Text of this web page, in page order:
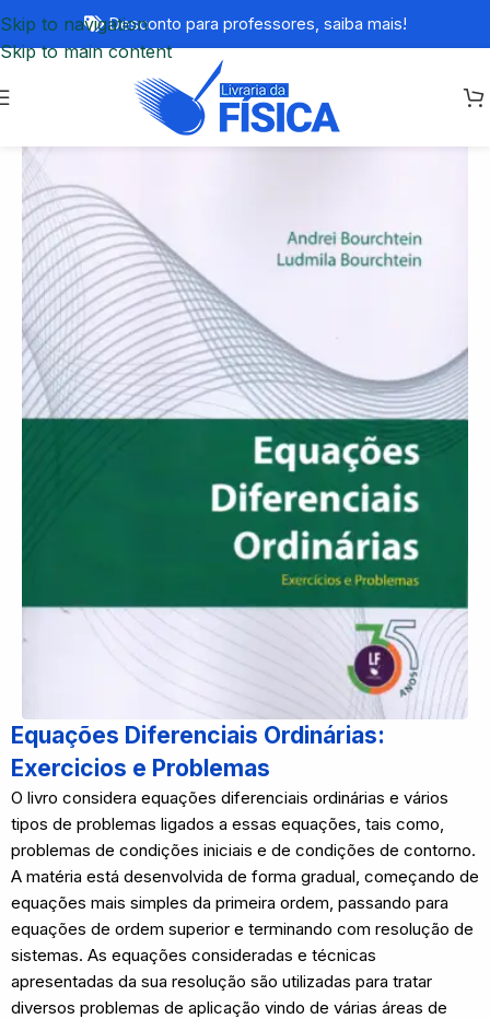
Skip to navigation
Skip to main content
Desconto para professores, saiba mais!
Equações Diferenciais Ordinárias:
Exercicios e Problemas
O livro considera equações diferenciais ordinárias e vários
tipos de problemas ligados a essas equações, tais como,
problemas de condições iniciais e de condições de contorno.
A matéria está desenvolvida de forma gradual, começando de
equações mais simples da primeira ordem, passando para
equações de ordem superior e terminando com resolução de
sistemas. As equações consideradas e técnicas
apresentadas da sua resolução são utilizadas para tratar
diversos problemas de aplicação vindo de várias áreas de